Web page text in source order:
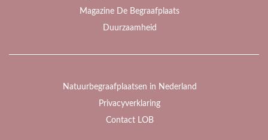
Magazine De Begraafplaats
Duurzaamheid
Natuurbegraafplaatsen in Nederland
Privacyverklaring
Contact LOB